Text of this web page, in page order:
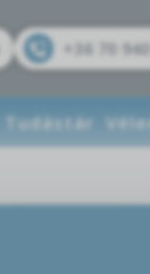
+36 70
Tudástár